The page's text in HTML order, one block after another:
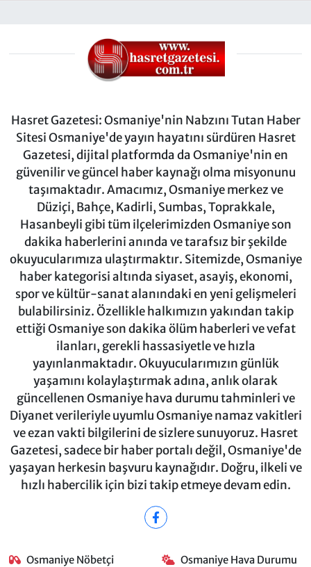
Hasret Gazetesi: Osmaniye'nin Nabzını Tutan Haber
Sitesi Osmaniye'de yayın hayatını sürdüren Hasret
Gazetesi, dijital platformda da Osmaniye'nin en
güvenilir ve güncel haber kaynağı olma misyonunu
taşımaktadır. Amacımız, Osmaniye merkez ve
Düziçi, Bahçe, Kadirli, Sumbas, Toprakkale,
Hasanbeyli gibi tüm ilçelerimizden Osmaniye son
dakika haberlerini anında ve tarafsız bir şekilde
okuyucularımıza ulaştırmaktır. Sitemizde, Osmaniye
haber kategorisi altında siyaset, asayiş, ekonomi,
spor ve kültür-sanat alanındaki en yeni gelişmeleri
bulabilirsiniz. Özellikle halkımızın yakından takip
ettiği Osmaniye son dakika ölüm haberleri ve vefat
ilanları, gerekli hassasiyetle ve hızla
yayınlanmaktadır. Okuyucularımızın günlük
yaşamını kolaylaştırmak adına, anlık olarak
güncellenen Osmaniye hava durumu tahminleri ve
Diyanet verileriyle uyumlu Osmaniye namaz vakitleri
ve ezan vakti bilgilerini de sizlere sunuyoruz. Hasret
Gazetesi, sadece bir haber portalı değil, Osmaniye'de
yaşayan herkesin başvuru kaynağıdır. Doğru, ilkeli ve
hızlı habercilik için bizi takip etmeye devam edin.
Osmaniye Nöbetçi
Osmaniye Hava Durumu